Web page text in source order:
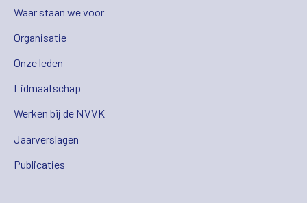
Waar staan we voor
Organisatie
Onze leden
Lidmaatschap
Werken bij de NVVK
Jaarverslagen
Publicaties